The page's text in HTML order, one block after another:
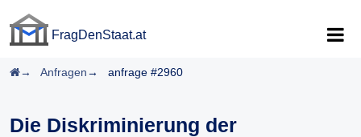
FragDenStaat.at
Startseite
Anfragen anfrage #2960
Die Diskriminierung der